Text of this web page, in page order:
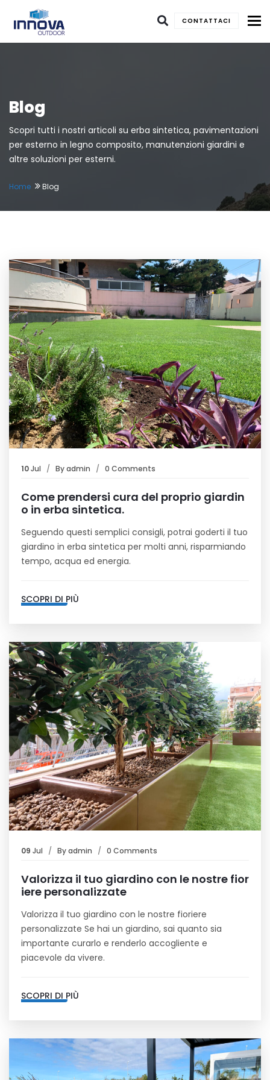
CONTATTACI
Blog
Scopri tutti i nostri articoli su erba sintetica, pavimentazioni
per esterno in legno composito, manutenzioni giardini e
altre soluzioni per esterni.
Home Blog
10Jul Byadmin 0 Comments
Come prendersi cura del proprio giardin
o in erba sintetica.
Seguendo questi semplici consigli, potrai goderti il tuo
giardino in erba sintetica per molti anni, risparmiando
tempo, acqua ed energia.
SCOPRI DI PIÙ
09 Jul Byadmin 0 Comments
Valorizza il tuo giardino con le nostre fior
iere personalizzate
Valorizza il tuo giardino con le nostre fioriere
personalizzate Se hai un giardino, sai quanto sia
importante curarlo e renderlo accogliente e
piacevole da vivere.
SCOPRI DI PIÙ